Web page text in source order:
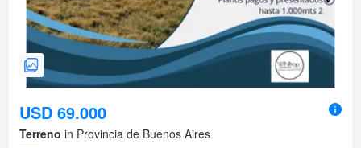
USD 69.000
Terreno in Provincia de Buenos Aires